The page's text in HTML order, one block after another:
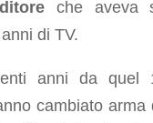
che aveva
di TV.
anni da quel
cambiato